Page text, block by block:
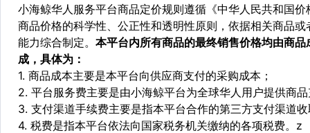
小海鲸华人服务平台商品定价规则遵循《中华人民共和国
商品价格的科学性、公正性和透明性原则，依据相关商品
能力综合制定。 本平台内所有商品的最终销售价格均由商
成，具体为：
1. 商品成本主要是本平台向供应商支付的采购成本；
2. 平台服务费主要是由小海鲸平台为全球华人用户提供商
3. 支付渠道手续费主要是指本平台合作的第三方支付渠道
4. 税费是指本平台依法向国家税务机关缴纳的各项税费。z